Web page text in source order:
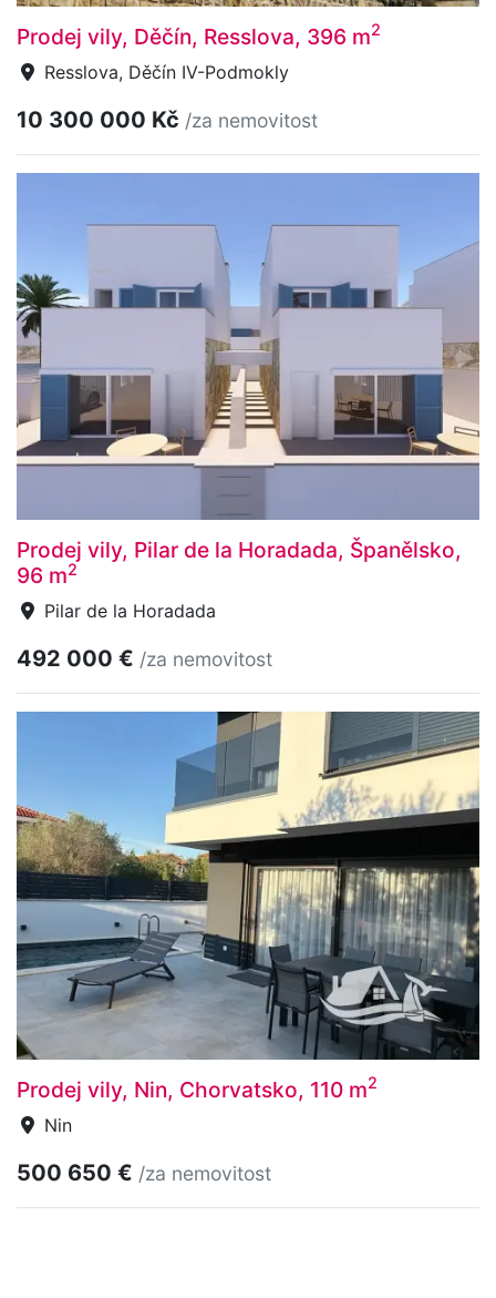
Prodej vily, Děčín, Resslova, 396 m2
Resslova, Děčín IV-Podmokly
10 300 000 Kč /za nemovitost
Prodej vily, Pilar de la Horadada, Španělsko,
96 m2
Pilar de la Horadada
492 000 € /za nemovitost
Prodej vily, Nin, Chorvatsko, 110 m2
Nin
500 650 € /za nemovitost